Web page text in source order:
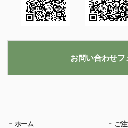
ホーム ご
お問い合わせフ